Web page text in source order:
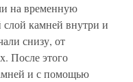
на временную
камней внутри и
снизу, от
После этого
и с помощью